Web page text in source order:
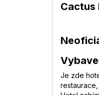
Cactus
Je zde